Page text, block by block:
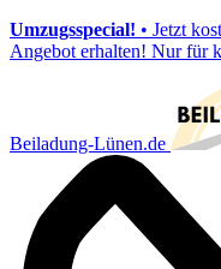
Umzugsspecial! • Jetzt
Angebot erhalten! Nur für
Beiladung-Lünen.de